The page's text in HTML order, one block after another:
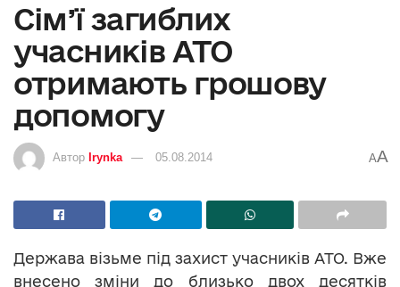
Сім’ї загиблих
учасників АТО
отримають грошову
допомогу
Автор Irynka 05.08.2014 AA
Держава візьме під захист учасників АТО. Вже
внесено зміни до близько двох десятків